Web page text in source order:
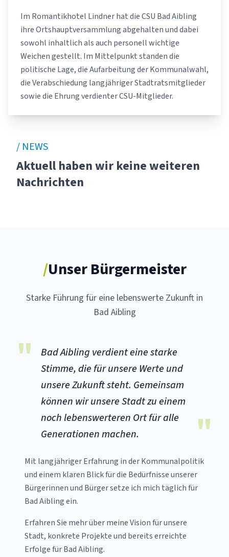
Im Romantikhotel Lindner hat die CSU Bad Aibling
ihre Ortshauptversammlung abgehalten und dabei
sowohl inhaltlich als auch personell wichtige
Weichen gestellt. Im Mittelpunkt standen die
politische Lage, die Aufarbeitung der Kommunalwahl,
die Verabschiedung langjähriger Stadtratsmitglieder
sowie die Ehrung verdienter CSU-Mitglieder.
/ NEWS
Aktuell haben wir keine weiteren
Nachrichten
/Unser Bürgermeister
Starke Führung für eine lebenswerte Zukunft in
Bad Aibling
"
Bad Aibling verdient eine starke
Stimme, die für unsere Werte und
unsere Zukunft steht. Gemeinsam
können wir unsere Stadt zu einem
noch lebenswerteren Ort für alle
Generationen machen.
"
Mit langjähriger Erfahrung in der Kommunalpolitik
und einem klaren Blick für die Bedürfnisse unserer
Bürgerinnen und Bürger setze ich mich täglich für
Bad Aibling ein.
Erfahren Sie mehr über meine Vision für unsere
Stadt, konkrete Projekte und bereits erreichte
Erfolge für Bad Aibling.